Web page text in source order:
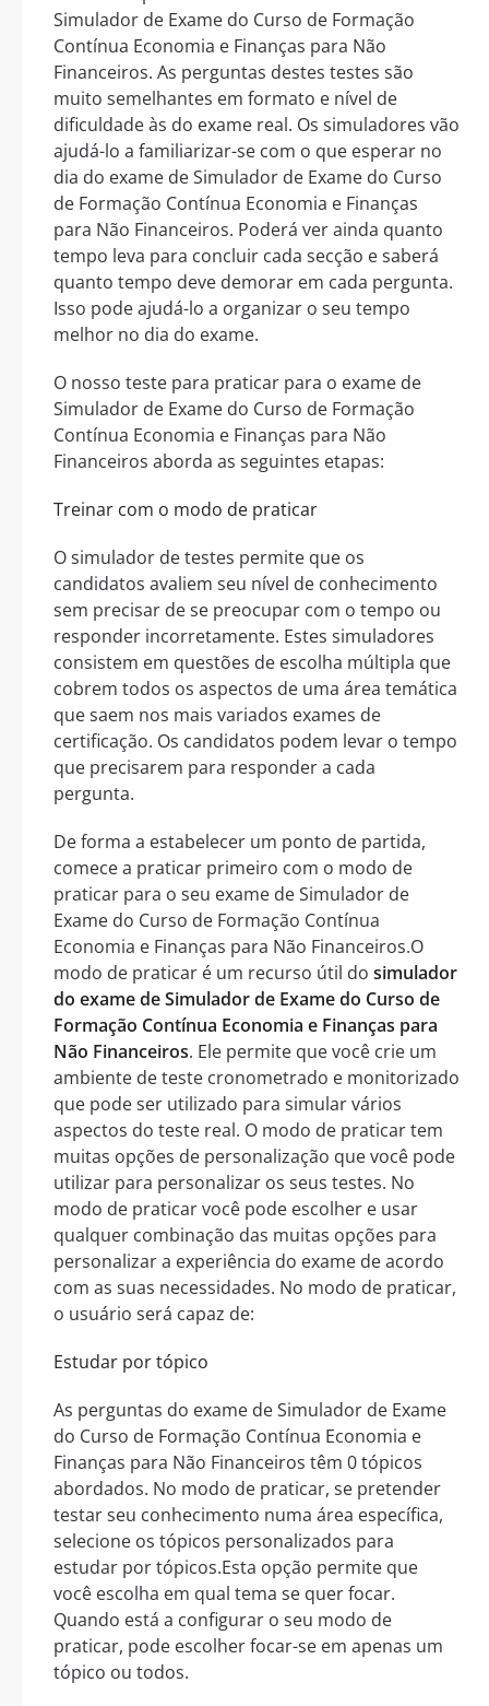
Simulador de Exame do Curso de Formação
Contínua Economia e Finanças para Não
Financeiros. As perguntas destes testes são
muito semelhantes em formato e nível de
dificuldade às do exame real. Os simuladores vão
ajudá-lo a familiarizar-se com o que esperar no
dia do exame de Simulador de Exame do Curso
de Formação Contínua Economia e Finanças
para Não Financeiros. Poderá ver ainda quanto
tempo leva para concluir cada secção e saberá
quanto tempo deve demorar em cada pergunta.
Isso pode ajudá-lo a organizar o seu tempo
melhor no dia do exame.
O nosso teste para praticar para o exame de
Simulador de Exame do Curso de Formação
Contínua Economia e Finanças para Não
Financeiros aborda as seguintes etapas:
Treinar com o modo de praticar
O simulador de testes permite que os
candidatos avaliem seu nível de conhecimento
sem precisar de se preocupar com o tempo ou
responder incorretamente. Estes simuladores
consistem em questões de escolha múltipla que
cobrem todos os aspectos de uma área temática
que saem nos mais variados exames de
certificação. Os candidatos podem levar o tempo
que precisarem para responder a cada
pergunta.
De forma a estabelecer um ponto de partida,
comece a praticar primeiro com o modo de
praticar para o seu exame de Simulador de
Exame do Curso de Formação Contínua
Economia e Finanças para Não Financeiros.O
modo de praticar é um recurso útil do simulador
do exame de Simulador de Exame do Curso de
Formação Contínua Economia e Finanças para
Não Financeiros. Ele permite que você crie um
ambiente de teste cronometrado e monitorizado
que pode ser utilizado para simular vários
aspectos do teste real. O modo de praticar tem
muitas opções de personalização que você pode
utilizar para personalizar os seus testes. No
modo de praticar você pode escolher e usar
qualquer combinação das muitas opções para
personalizar a experiência do exame de acordo
com as suas necessidades. No modo de praticar,
o usuário será capaz de:
Estudar por tópico
As perguntas do exame de Simulador de Exame
do Curso de Formação Contínua Economia e
Finanças para Não Financeiros têm 0 tópicos
abordados. No modo de praticar, se pretender
testar seu conhecimento numa área específica,
selecione os tópicos personalizados para
estudar por tópicos.Esta opção permite que
você escolha em qual tema se quer focar.
Quando está a configurar o seu modo de
praticar, pode escolher focar-se em apenas um
tópico ou todos.